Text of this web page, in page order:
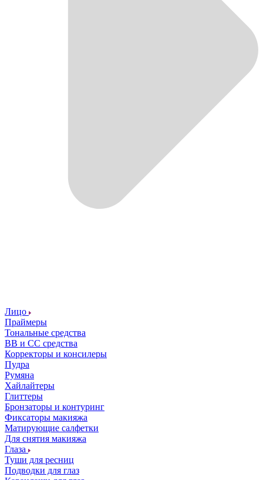
Лицо
Праймеры
Тональные средства
ВВ и СС средства
Корректоры и консилеры
Пудра
Румяна
Хайлайтеры
Глиттеры
Бронзаторы и контуринг
Фиксаторы макияжа
Матирующие салфетки
Для снятия макияжа
Глаза
Туши для ресниц
Подводки для глаз